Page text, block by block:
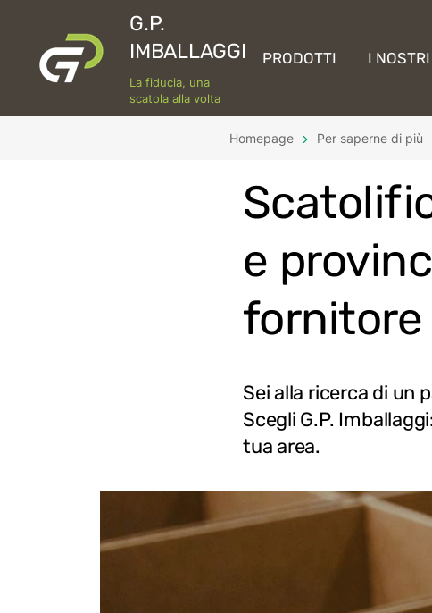
G.P.
IMBALLAGGI
La fiducia, una
scatola alla volta
PRODOTTI I
Homepage Per saperne di più
e
fornitore
Sei alla ricerca di un
Scegli G.P.
tua area.